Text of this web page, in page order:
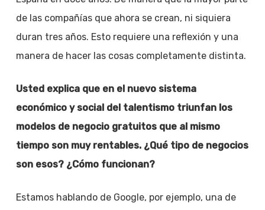
de las compañías que ahora se crean, ni siquiera
duran tres años. Esto requiere una reflexión y una
manera de hacer las cosas completamente distinta.
Usted explica que en el nuevo sistema
económico y social del talentismo triunfan los
modelos de negocio gratuitos que al mismo
tiempo son muy rentables. ¿Qué tipo de negocios
son esos? ¿Cómo funcionan?
Estamos hablando de Google, por ejemplo, una de